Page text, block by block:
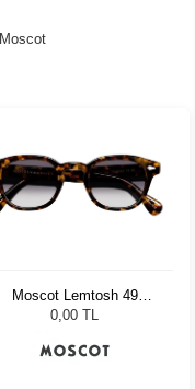
Moscot
Moscot Lemtosh 49
Tortoise American Grey
0,00 TL